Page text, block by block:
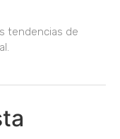
tendencias de